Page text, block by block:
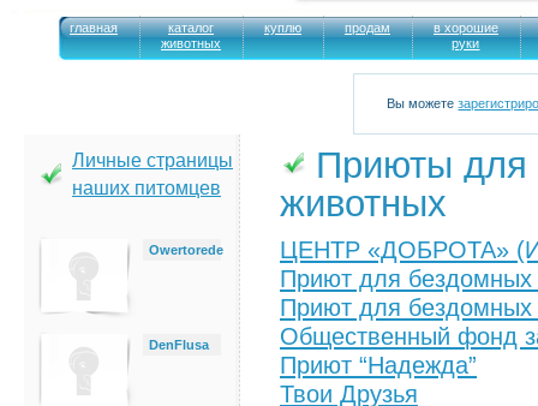
главная
каталог
животных
куплю продам
в хорошие
руки
Вы можете
Личные страницы
наших питомцев
Owertorede
DenFlusa
Приюты для
животных
ЦЕНТР «ДОБРОТА»
Приют для
Приют для бездомных
Общественный фонд
Приют “Надежда”
Твои Друзья